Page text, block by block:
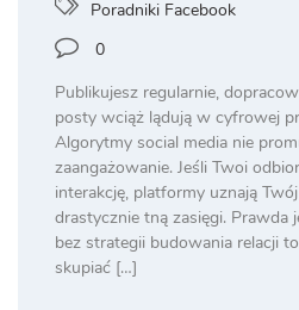
Poradniki Facebook
0
Publikujesz regularnie,
posty wciąż lądują w cyfrowej
Algorytmy social media nie
zaangażowanie. Jeśli Twoi
interakcję, platformy uznają
drastycznie tną zasięgi. Prawda
bez strategii budowania relacji
skupiać […]